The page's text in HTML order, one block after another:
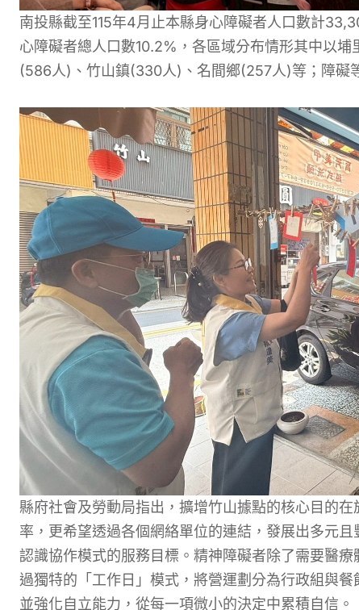
南投縣截至115年4月止本縣身心障礙者人口數計
心障礙者總人口數10.2%，各區域分布情形其中以
(586人)、竹山鎮(330人)、名間鄉(257人)等；障礙
縣府社會及勞動局指出，擴增竹山據點的核心目的
率，更希望透過各個網絡單位的連結，發展出多元
認識協作模式的服務目標。精神障礙者除了需要醫
過獨特的「工作日」模式，將營運劃分為行政組與
並強化自立能力，從每一項微小的決定中累積自信。